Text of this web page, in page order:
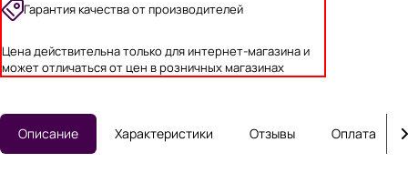
Гарантия качества от производителей
Цена действительна только для интернет-магазина и
может отличаться от цен в розничных магазинах
Описание Характеристики Отзывы Оплата